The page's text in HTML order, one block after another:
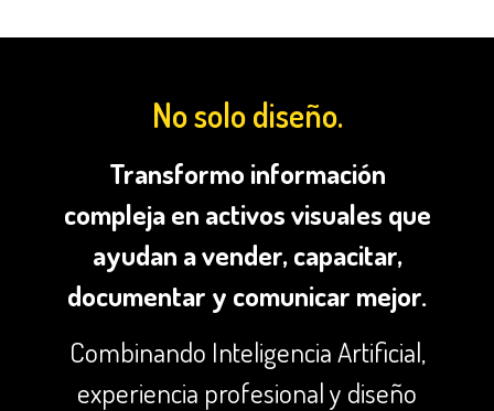
No solo diseño.
Transformo información
compleja en activos visuales que
ayudan a vender, capacitar,
documentar y comunicar mejor.
Combinando Inteligencia Artificial,
experiencia profesional y diseño